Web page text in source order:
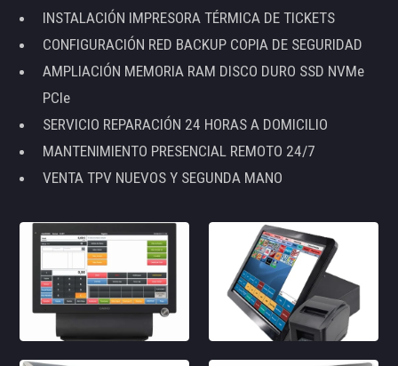
INSTALACIÓN IMPRESORA TÉRMICA DE TICKETS
CONFIGURACIÓN RED BACKUP COPIA DE SEGURIDAD
AMPLIACIÓN MEMORIA RAM DISCO DURO SSD NVMe
PCIe
SERVICIO REPARACIÓN 24 HORAS A DOMICILIO
MANTENIMIENTO PRESENCIAL REMOTO 24/7
VENTA TPV NUEVOS Y SEGUNDA MANO